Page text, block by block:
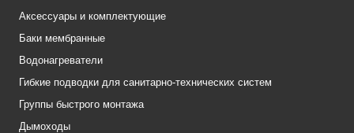
Аксессуары и комплектующие
Баки мембранные
Водонагреватели
Гибкие подводки для санитарно-технических систем
Группы быстрого монтажа
Дымоходы